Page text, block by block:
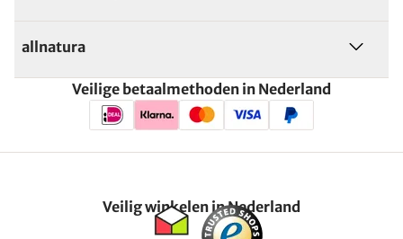
allnatura
Veilige betaalmethoden in Nederland
Veilig winkelen in Nederland